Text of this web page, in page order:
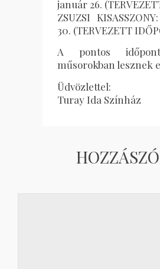
január 26.
ZSUZSI
30. (TERVEZETT
A pontos
műsorokban lesznek
Üdvözlettel:
Turay Ida Színház